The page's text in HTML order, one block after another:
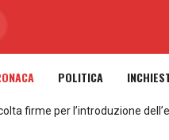
POLITICA
firme per l’introduzione